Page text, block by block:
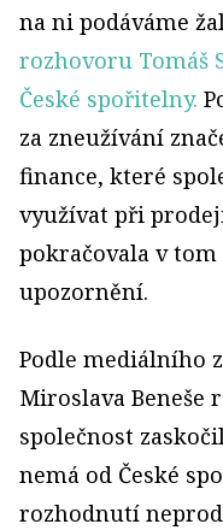
na ni podáváme
rozhovoru Tomáš
České spořitelny.
za zneužívání
finance, které
využívat při
pokračovala v
upozornění.
Podle mediálního
Miroslava Beneše
společnost
nemá od České
rozhodnutí